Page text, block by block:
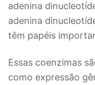
adenina
adenina
têm papéis
Essas coenzimas
como expressão